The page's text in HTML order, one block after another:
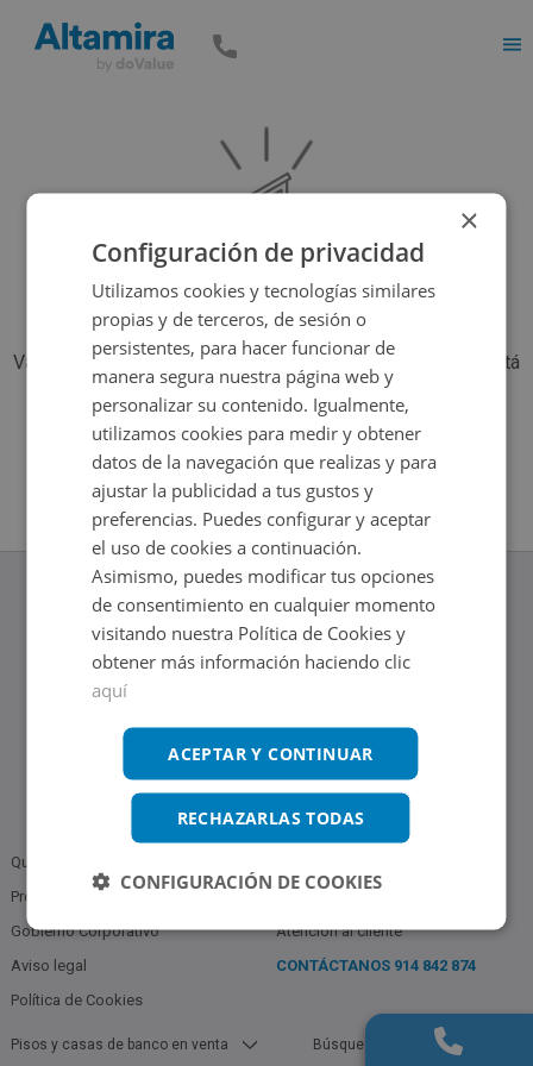
Vaya, parece que el inmueble que estás buscando ya no está
disponible, pero tenemos muchas más opciones...
Volver a buscar
Quiénes somos
Profesionales
Gobierno Corporativo
Aviso legal
Política de Cookies
Atención al cliente
CONTÁCTANOS 914 842 874
Pisos y casas de banco en venta Búsquedas populares
×
Configuración de privacidad
Utilizamos cookies y tecnologías similares
propias y de terceros, de sesión o
persistentes, para hacer funcionar de
manera segura nuestra página web y
personalizar su contenido. Igualmente,
utilizamos cookies para medir y obtener
datos de la navegación que realizas y para
ajustar la publicidad a tus gustos y
preferencias. Puedes configurar y aceptar
el uso de cookies a continuación.
Asimismo, puedes modificar tus opciones
de consentimiento en cualquier momento
visitando nuestra Política de Cookies y
obtener más información haciendo clic
aquí
ACEPTAR Y CONTINUAR
RECHAZARLAS TODAS
CONFIGURACIÓN DE COOKIES